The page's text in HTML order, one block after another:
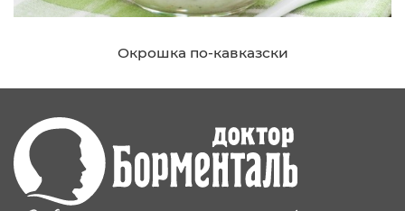
Окрошка по-кавказски